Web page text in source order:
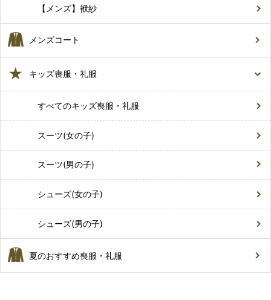
【メンズ】袱紗
メンズコート
キッズ喪服・礼服
すべてのキッズ喪服・礼服
スーツ(女の子)
スーツ(男の子)
シューズ(女の子)
シューズ(男の子)
夏のおすすめ喪服・礼服